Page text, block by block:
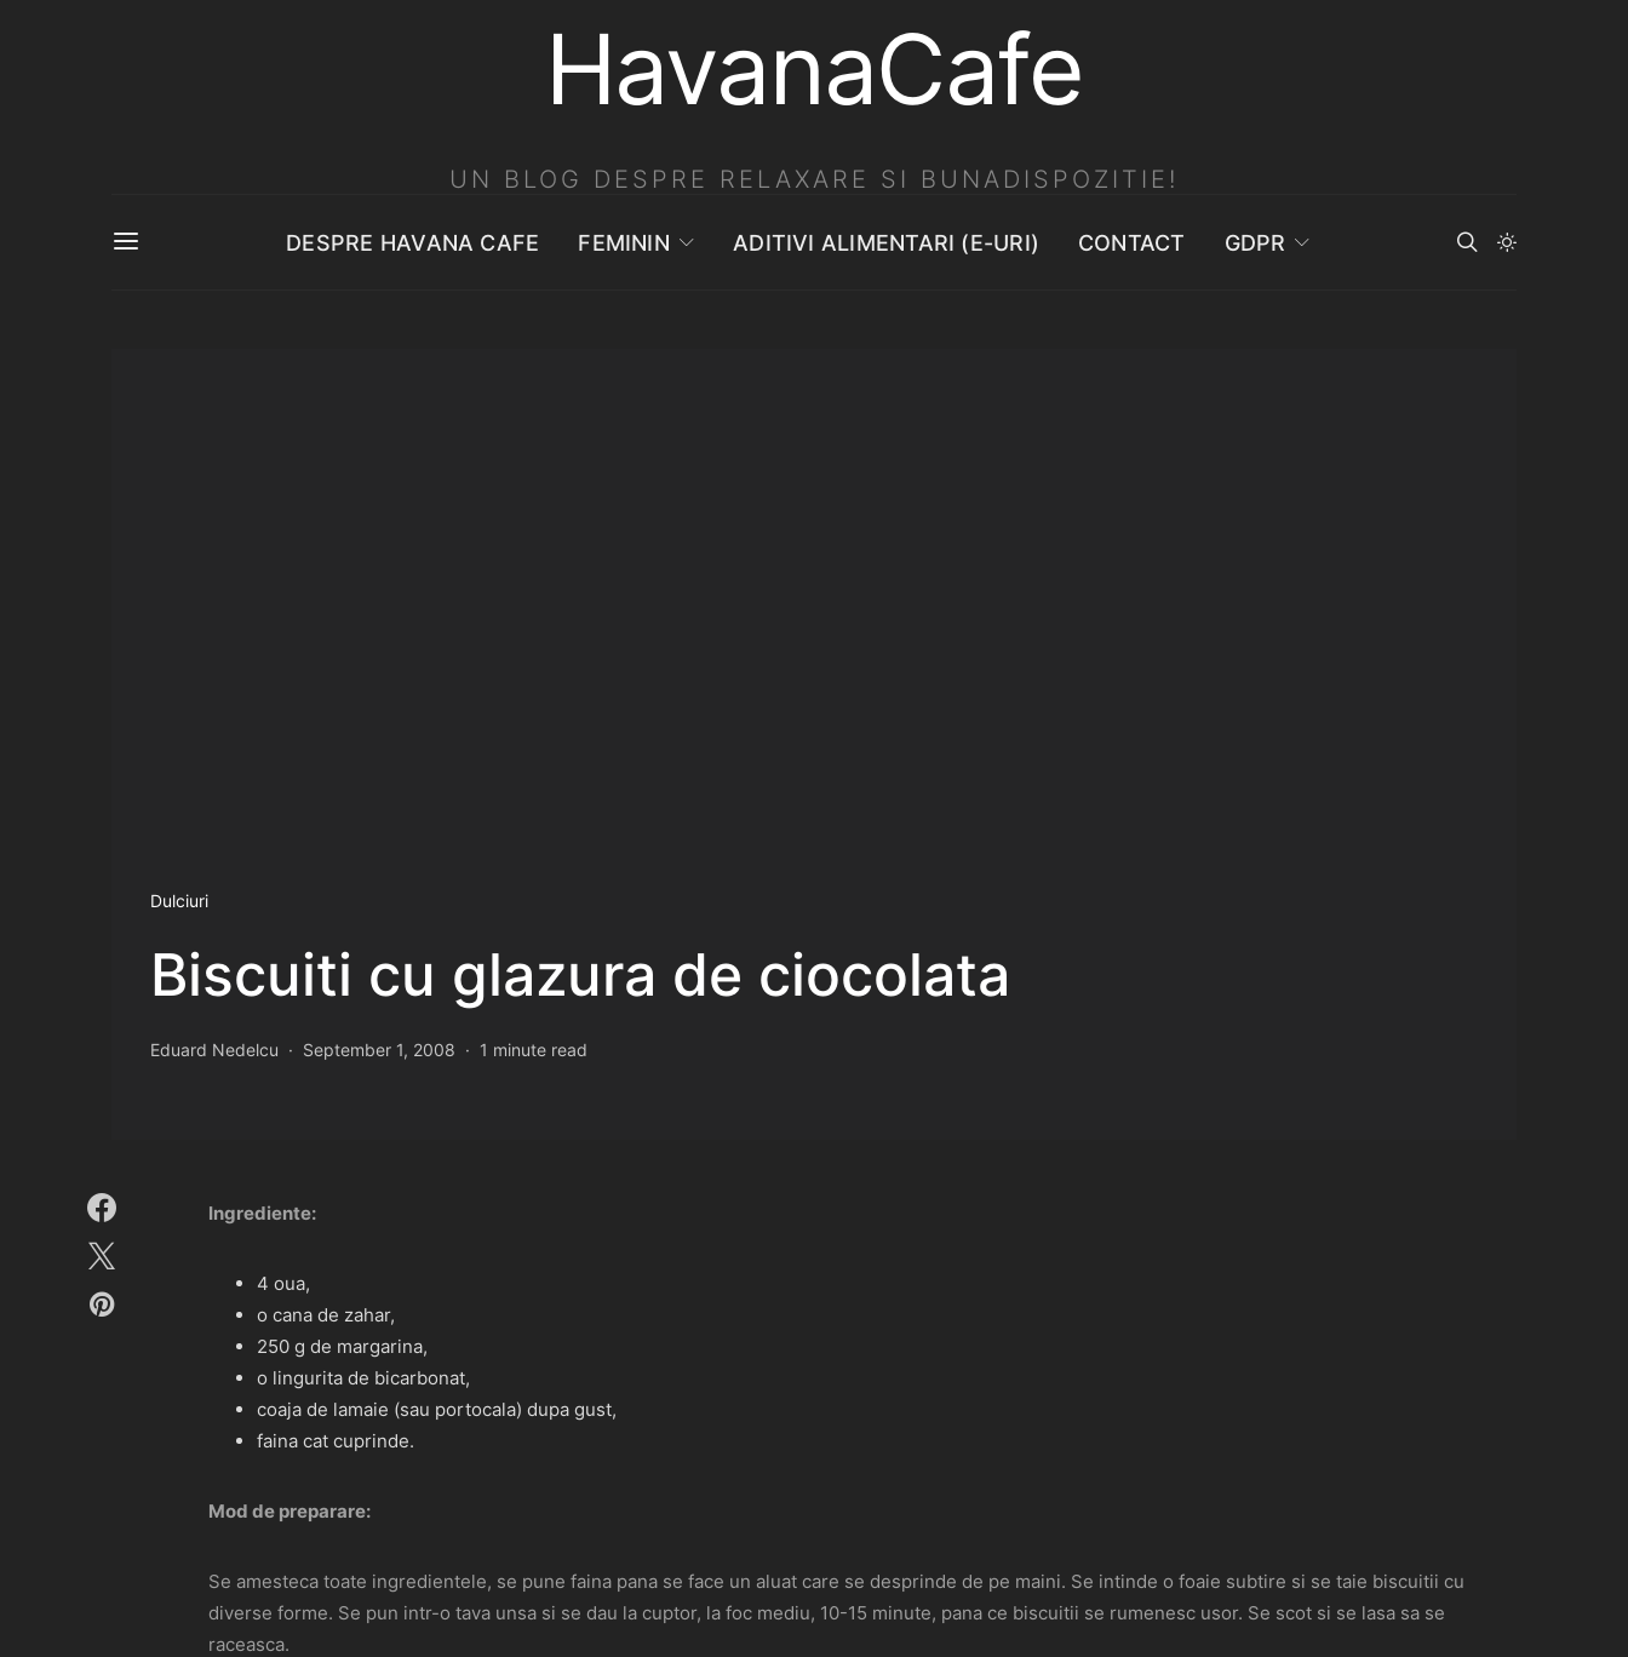
HavanaCafe
UN BLOG DESPRE RELAXARE SI BUNADISPOZITIE!
DESPRE HAVANA CAFE FEMININ ADITIVI ALIMENTARI (E-URI) CONTACT GDPR
Dulciuri
Biscuiti cu glazura de ciocolata
Eduard Nedelcu September 1, 2008 1 minute read
Ingrediente:
4 oua,
o cana de zahar,
250 g de margarina,
o lingurita de bicarbonat,
coaja de lamaie (sau portocala) dupa gust,
faina cat cuprinde.
Mod de preparare:
Se amesteca toate ingredientele, se pune faina pana se face un aluat care se desprinde de pe maini. Se intinde o foaie subtire si se taie biscuitii cu
diverse forme. Se pun intr-o tava unsa si se dau la cuptor, la foc mediu, 10-15 minute, pana ce biscuitii se rumenesc usor. Se scot si se lasa sa se
raceasca.